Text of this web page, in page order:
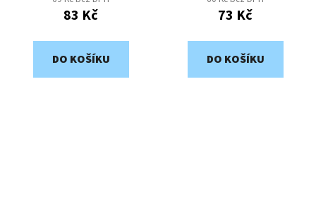
83 Kč
DO KOŠÍKU
73 Kč
DO KOŠÍKU